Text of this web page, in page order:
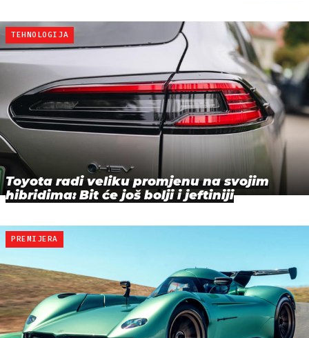
TEHNOLOGIJA
Toyota radi veliku promjenu na svojim
hibridima: Bit će još bolji i jeftiniji
PREMIJERA